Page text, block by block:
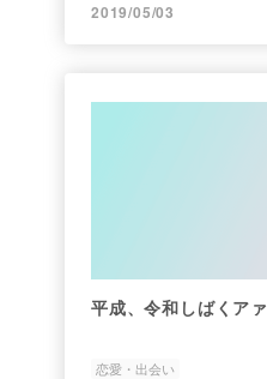
2019/05/03
平成、令和しばく
恋愛・出会い